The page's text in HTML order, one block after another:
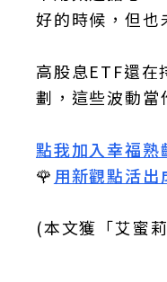
好的時候，但也
高股息ETF還在
劃，這些波動當
點我加入幸福
🌹 用新觀點活
(本文獲「艾蜜